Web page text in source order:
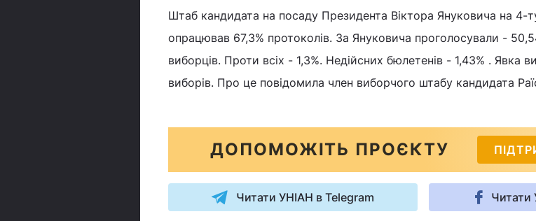
Штаб кандидата на посаду Президента Віктора Януковича на 4-
опрацював 67,3% протоколів. За Януковича проголосували -
виборців. Проти всіх - 1,3%. Недійсних бюлетенів - 1,43% . Явка
виборів. Про це повідомила член виборчого штабу кандидата
ДОПОМОЖІТЬ ПРОЄКТУ
Читати УНІАН в Telegram Читати